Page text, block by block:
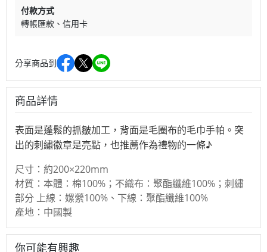
付款方式
轉帳匯款
信用卡
分享商品到
商品詳情
表面是蓬鬆的抓皺加工，背面是毛圈布的毛巾手帕。突
出的刺繡徽章是亮點，也推薦作為禮物的一條♪
尺寸：約200×220mm
材質：本體：棉100%；不織布：聚酯纖維100%；刺繡
部分 上線：嫘縈100%、下線：聚酯纖維100%
產地：中國製
你可能有興趣